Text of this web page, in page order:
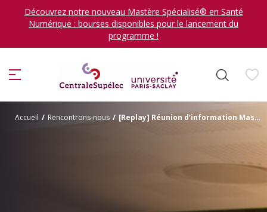
Découvrez notre nouveau Mastère Spécialisé® en Santé
Numérique : bourses disponibles pour le lancement du
programme !
Accueil / Rencontrons-nous / [Replay] Réunion d’information Mastère Spécialisé